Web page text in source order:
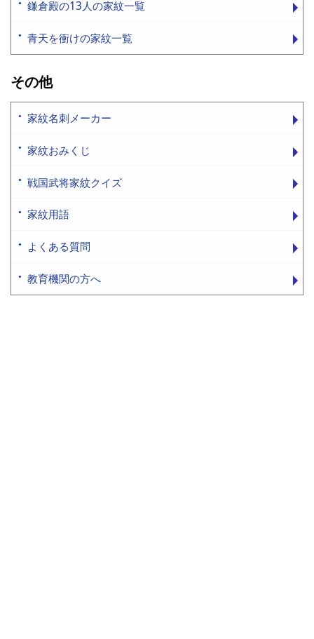
鎌倉殿の13人の家紋一覧
青天を衝けの家紋一覧
その他
家紋名刺メーカー
家紋おみくじ
戦国武将家紋クイズ
家紋用語
よくある質問
教育機関の方へ